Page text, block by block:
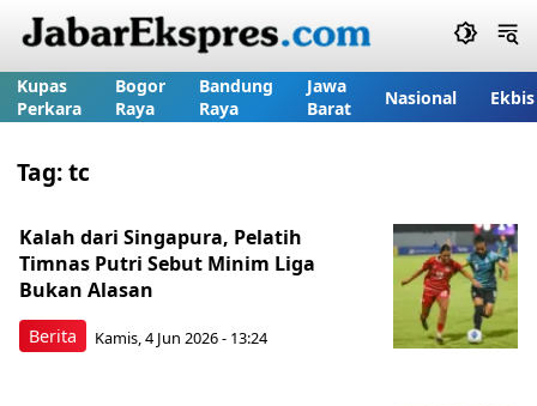
Kupas
Perkara
Bogor
Raya
Bandung
Raya
Jawa
Barat
Nasional Ekbis
Tag:tc
Berita
Kalah dari Singapura, Pelatih
Timnas Putri Sebut Minim Liga
Bukan Alasan
Kamis, 4 Jun 2026 - 13:24